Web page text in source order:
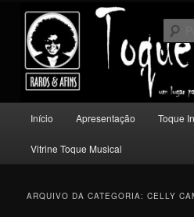
conteúdo
principal
conteúdo
secundário
Toque Musical
Um lugar para quem escuta música
principal
Início Apresentação Toque
Vitrine Toque Musical
ARQUIVO DA CATEGORIA:CELLY